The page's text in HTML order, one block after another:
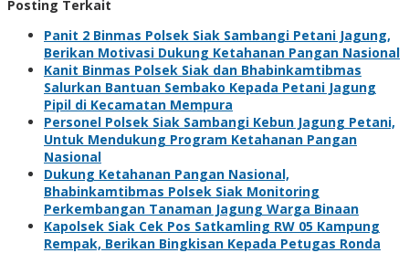
Posting Terkait
Panit 2 Binmas Polsek Siak Sambangi Petani Jagung,
Berikan Motivasi Dukung Ketahanan Pangan Nasional
Kanit Binmas Polsek Siak dan Bhabinkamtibmas
Salurkan Bantuan Sembako Kepada Petani Jagung
Pipil di Kecamatan Mempura
Personel Polsek Siak Sambangi Kebun Jagung Petani,
Untuk Mendukung Program Ketahanan Pangan
Nasional
Dukung Ketahanan Pangan Nasional,
Bhabinkamtibmas Polsek Siak Monitoring
Perkembangan Tanaman Jagung Warga Binaan
Kapolsek Siak Cek Pos Satkamling RW 05 Kampung
Rempak, Berikan Bingkisan Kepada Petugas Ronda